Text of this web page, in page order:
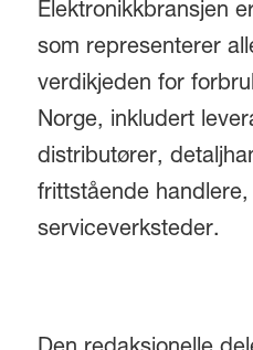
Elektronikkbransjen
som representerer
verdikjeden for
Norge, inkludert
distributører,
frittstående
serviceverksteder.